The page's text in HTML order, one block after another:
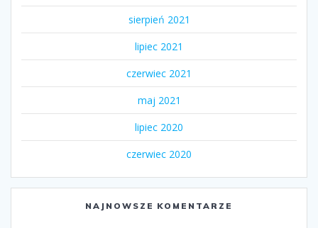
sierpień 2021
lipiec 2021
czerwiec 2021
maj 2021
lipiec 2020
czerwiec 2020
NAJNOWSZE KOMENTARZE